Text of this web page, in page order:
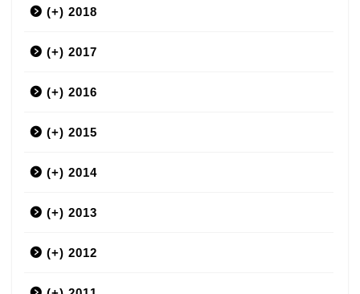
12月
9月
7月
6月
5月
4月
3月
(+) 2018
12月
11月
10月
9月
8月
7月
(+) 2017
12月
11月
10月
9月
8月
(+) 2016
12月
11月
10月
9月
(+) 2015
12月
11月
10月
(+) 2014
12月
11月
(+) 2013
12月
(+) 2012